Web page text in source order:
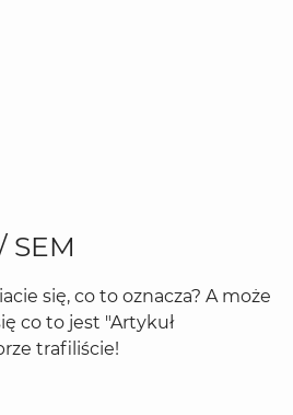
SEM
się, co to oznacza? A może
co to jest "Artykuł
trafiliście!